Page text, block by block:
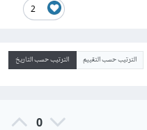
2
الترتيب حسب التقييم الترتيب حسب التاريخ
0